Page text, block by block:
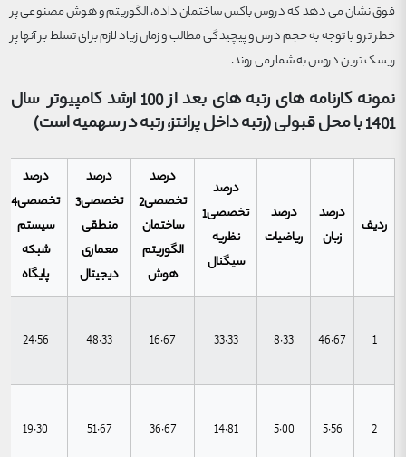
فوق نشان می دهد که دروس باکس ساختمان داده، الگوریتم و هوش مصنوعی پر
خطر تر و با توجه به حجم درس و پیچیدگی مطالب و زمان زیاد لازم برای تسلط بر آنها پر
ریسک ترین دروس به شمار می روند.
نمونه کارنامه های رتبه های بعد از 100 ارشد کامپیوتر سال
1401 با محل قبولی (رتبه داخل پرانتز، رتبه در سهمیه است)
ردیف
درصد
زبان
درصد
ریاضیات
درصد
تخصصی1
نظریه
سیگنال
درصد
تخصصی2
ساختمان
الگوریتم
هوش
درصد
تخصصی3
منطقی
معماری
دیجیتال
درصد
تخصصی4
سیستم
شبکه
پایگاه
1
46.67
8.33
33.33
16.67
48.33
24.56
2
5.56
5.00
14.81
36.67
51.67
19.30